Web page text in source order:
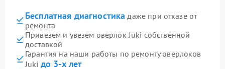
Бесплатная диагностика даже при отказе от
ремонта
Привезем и увезем оверлок Juki собственной
доставкой
Гарантия на наши работы по ремонту оверлоков
Juki до 3-х лет